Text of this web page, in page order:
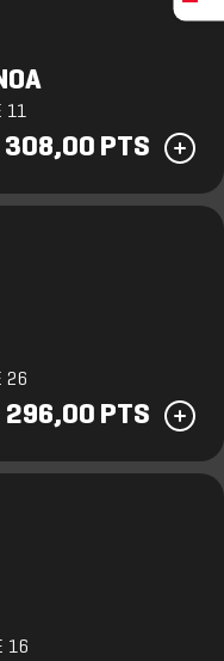
11
308,00 PTS
26
296,00 PTS
16